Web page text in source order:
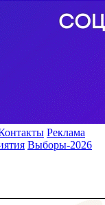
Реклама
Выборы-2026